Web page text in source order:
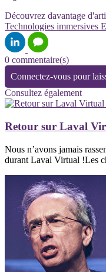
Découvrez davantage
Technologies immersives
0 commentaire(s)
Connectez-vous pour
Consultez également
Retour sur Laval
Nous n’avons jamais
durant Laval Virtual !Les